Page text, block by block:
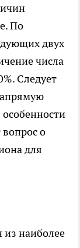
По
двух
числа
Следует
о
для
из наиболее